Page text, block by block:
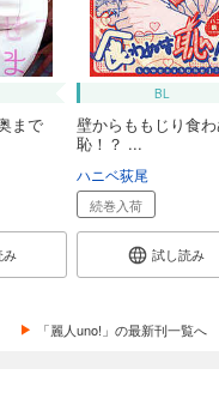
まで
み
BL
壁からももじり食
恥！？ ...
ハニベ荻尾
続巻入荷
試し読み
「麗人uno!」の最新刊一覧へ